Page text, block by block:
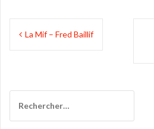
Navigation
La Mif – Fred Baillif